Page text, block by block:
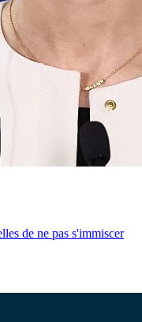
de ne pas s'immiscer